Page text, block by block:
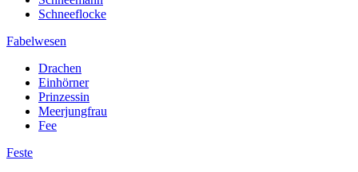
Schneeflocke
Fabelwesen
Drachen
Einhörner
Prinzessin
Meerjungfrau
Fee
Feste